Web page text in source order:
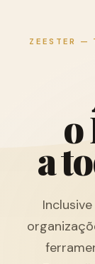
ZEESTER —
o
ato